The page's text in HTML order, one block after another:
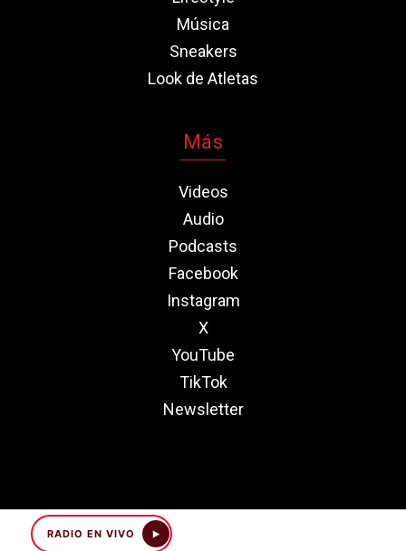
RADIO EN VIVO
Música
Sneakers
Look de Atletas
Más
Videos
Audio
Podcasts
Facebook
Instagram
X
YouTube
TikTok
Newsletter